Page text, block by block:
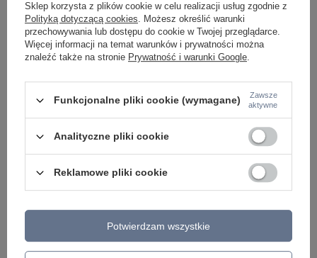
LAMPY WISZĄCE - OKRĘGI
KINKIETY DO SYPIALNI
LAMPY SUFITOWE OKRĄGŁE
LAMPY WISZĄCE
SŁUPKI OGRODOWE
LAMPY OGRODOWE - WISZĄCE
LAMPY WISZĄCE - ZEWNĘTRZNE
LAMPY OGRODOWE - SUFITOWE
GIRLANDY OGRODOWE
PRODUCENCI
Sklep korzysta z plików cookie w celu realizacji usług zgodnie z
Polityką dotyczącą cookies. Możesz określić warunki
przechowywania lub dostępu do cookie w Twojej przeglądarce.
Więcej informacji na temat warunków i prywatności można
znaleźć także na stronie Prywatność i warunki Google.
Funkcjonalne pliki cookie (wymagane)
Zawsze
aktywne
Analityczne pliki cookie
Reklamowe pliki cookie
Potwierdzam wszystkie